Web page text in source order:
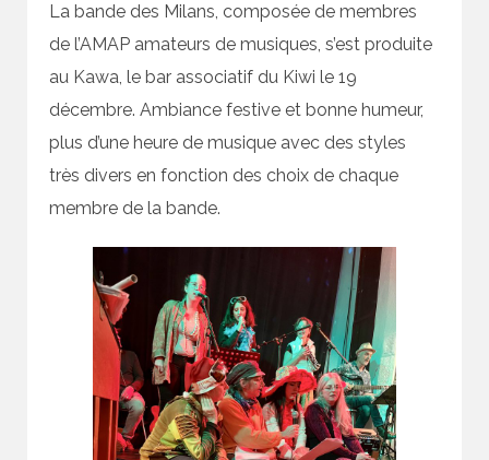
La bande des Milans, composée de membres
de l’AMAP amateurs de musiques, s’est produite
au Kawa, le bar associatif du Kiwi le 19
décembre. Ambiance festive et bonne humeur,
plus d’une heure de musique avec des styles
très divers en fonction des choix de chaque
membre de la bande.